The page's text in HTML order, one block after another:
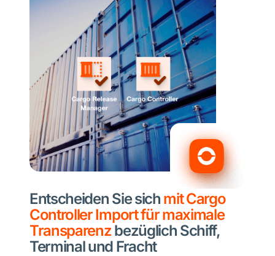
Entscheiden Sie sich mit Cargo
Controller Importfür maximale
Transparenzbezüglich Schiff,
Terminal und Fracht